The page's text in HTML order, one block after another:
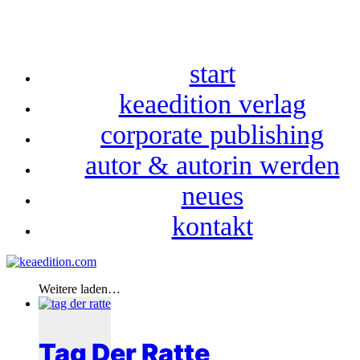
start
keaedition verlag
corporate publishing
autor & autorin werden
neues
kontakt
Weitere laden…
Tag Der Ratte